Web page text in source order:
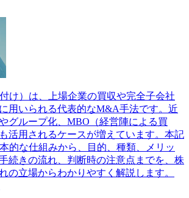
け）は、上場企業の買収や完全子会社
用いられる代表的なM&A手法です。近
グループ化、MBO（経営陣による買
活用されるケースが増えています。本記
的な仕組みから、目的、種類、メリッ
続きの流れ、判断時の注意点までを、株
の立場からわかりやすく解説します。